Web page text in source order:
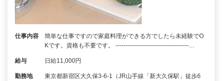
仕事内容
簡単な仕事ですので家庭料理ができる方でしたら未経験でO
Kです。資格も不要です。 -------------------------------------…
給与 日給11,000円
勤務地
東京都新宿区大久保3-6-1（JR山手線「新大久保駅」徒歩6